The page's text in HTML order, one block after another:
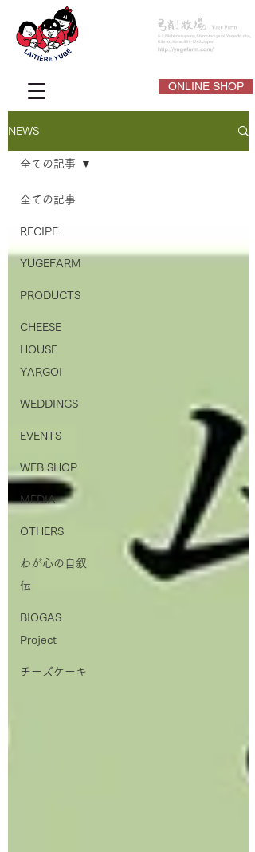
ONLINE SHOP
NEWS
全ての記事
RECIPE
YUGEFARM
PRODUCTS
CHEESE
HOUSE
YARGOI
WEDDINGS
EVENTS
WEB SHOP
MEDIA
OTHERS
わが心の自叙
伝
BIOGAS
Project
チーズケーキ
全ての記事